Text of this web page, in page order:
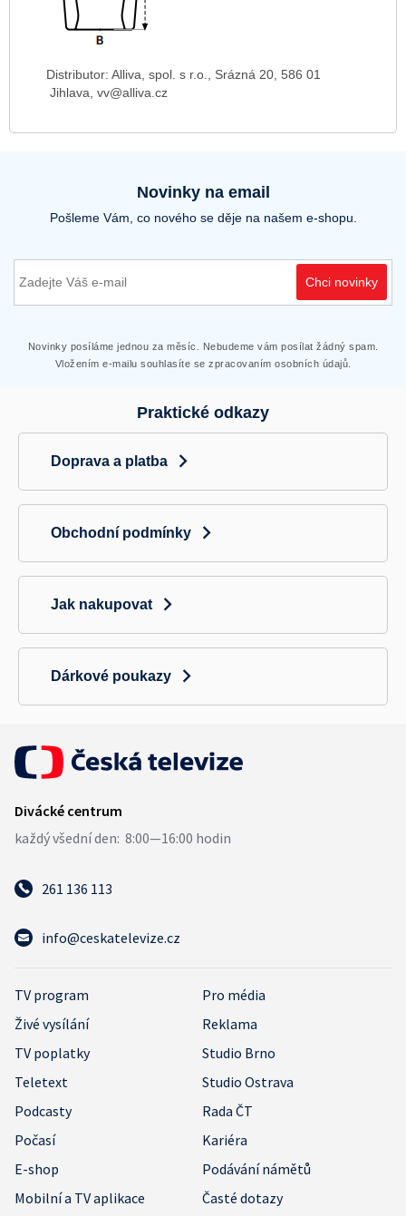
Distributor: Alliva, spol. s r.o., Srázná 20, 586 01
Jihlava, vv@alliva.cz
Novinky na email
Pošleme Vám, co nového se děje na našem e-shopu.
Chci novinky
Novinky posíláme jednou za měsíc. Nebudeme vám posílat žádný spam.
Vložením e-mailu souhlasíte se zpracovaním osobních údajů.
Praktické odkazy
Doprava a platba
Obchodní podmínky
Jak nakupovat
Dárkové poukazy
261 136 113
info@ceskatelevize.cz
TV program
Pro média
Živé vysílání
Reklama
TV poplatky
Studio Brno
Teletext
Studio Ostrava
Podcasty
Rada ČT
Počasí
Kariéra
E-shop
Podávání námětů
Mobilní a TV aplikace
Časté dotazy